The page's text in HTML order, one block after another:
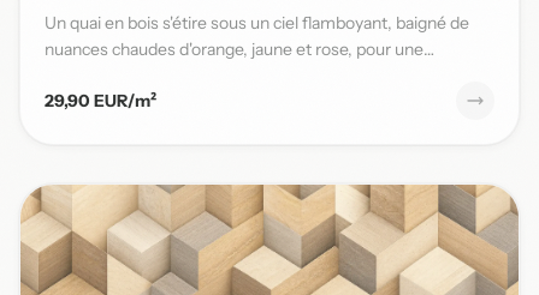
Un quai en bois s'étire sous un ciel flamboyant, baigné de
nuances chaudes d'orange, jaune et rose, pour une
29,90 EUR/m²